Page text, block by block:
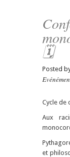
🗓
Posted
Cycle de
Aux
et